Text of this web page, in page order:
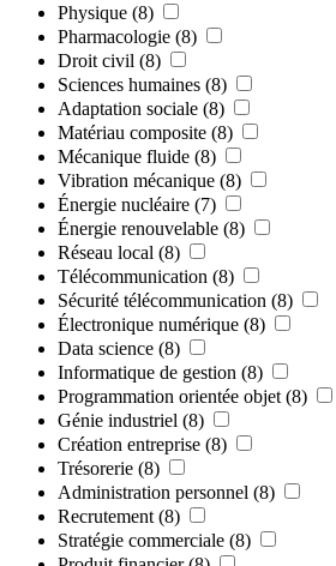
Physique (8)
Pharmacologie (8)
Droit civil (8)
Sciences humaines (8)
Adaptation sociale (8)
Matériau composite (8)
Mécanique fluide (8)
Vibration mécanique (8)
Énergie nucléaire (7)
Énergie renouvelable (8)
Réseau local (8)
Télécommunication (8)
Sécurité télécommunication (8)
Électronique numérique (8)
Data science (8)
Informatique de gestion (8)
Programmation orientée objet (8)
Génie industriel (8)
Création entreprise (8)
Trésorerie (8)
Administration personnel (8)
Recrutement (8)
Stratégie commerciale (8)